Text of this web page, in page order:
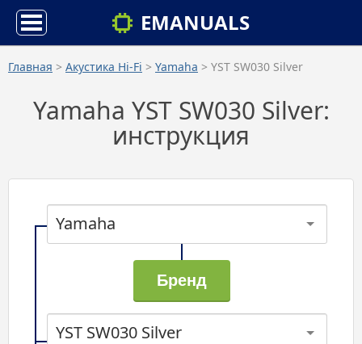
EMANUALS
Главная > Акустика Hi-Fi > Yamaha > YST SW030 Silver
Yamaha YST SW030 Silver:
инструкция
Yamaha
YST SW030 Silver